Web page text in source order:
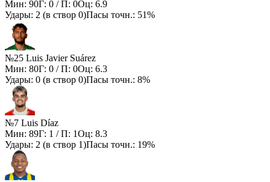
Мин: 90Г: 0 / П: 0Оц: 6.9
Удары: 2 (в створ 0)Пасы точн.: 51%
№25 Luis Javier Suárez
Мин: 80Г: 0 / П: 0Оц: 6.3
Удары: 0 (в створ 0)Пасы точн.: 8%
№7 Luis Díaz
Мин: 89Г: 1 / П: 1Оц: 8.3
Удары: 2 (в створ 1)Пасы точн.: 19%